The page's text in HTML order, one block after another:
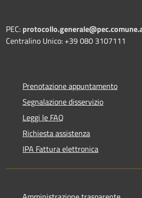
PEC:
Centralino Unico: +39 080 3107111
Prenotazione appuntamento
Segnalazione disservizio
Leggi le FAQ
Richiesta assistenza
IPA Fattura elettronica